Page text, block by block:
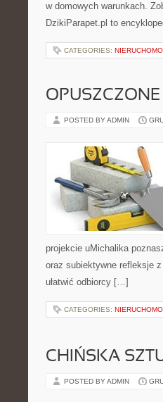
w domowych warunkach.
DzikiParapet.pl to
CATEGORIES:
OPUSZCZONE
POSTED BY ADMIN
projekcie uMichalika
oraz subiektywne refleksje
ułatwić odbiorcy […]
CATEGORIES:
CHIŃSKA
POSTED BY ADMIN